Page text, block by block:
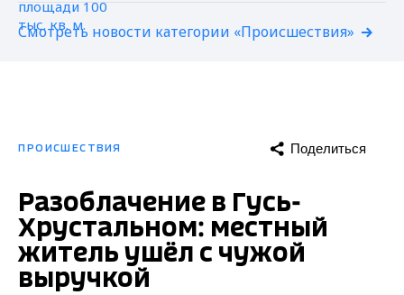
Смотреть новости категории «Происшествия»
ПРОИСШЕСТВИЯ Поделиться
Разоблачение в Гусь-
Хрустальном: местный
житель ушёл с чужой
выручкой